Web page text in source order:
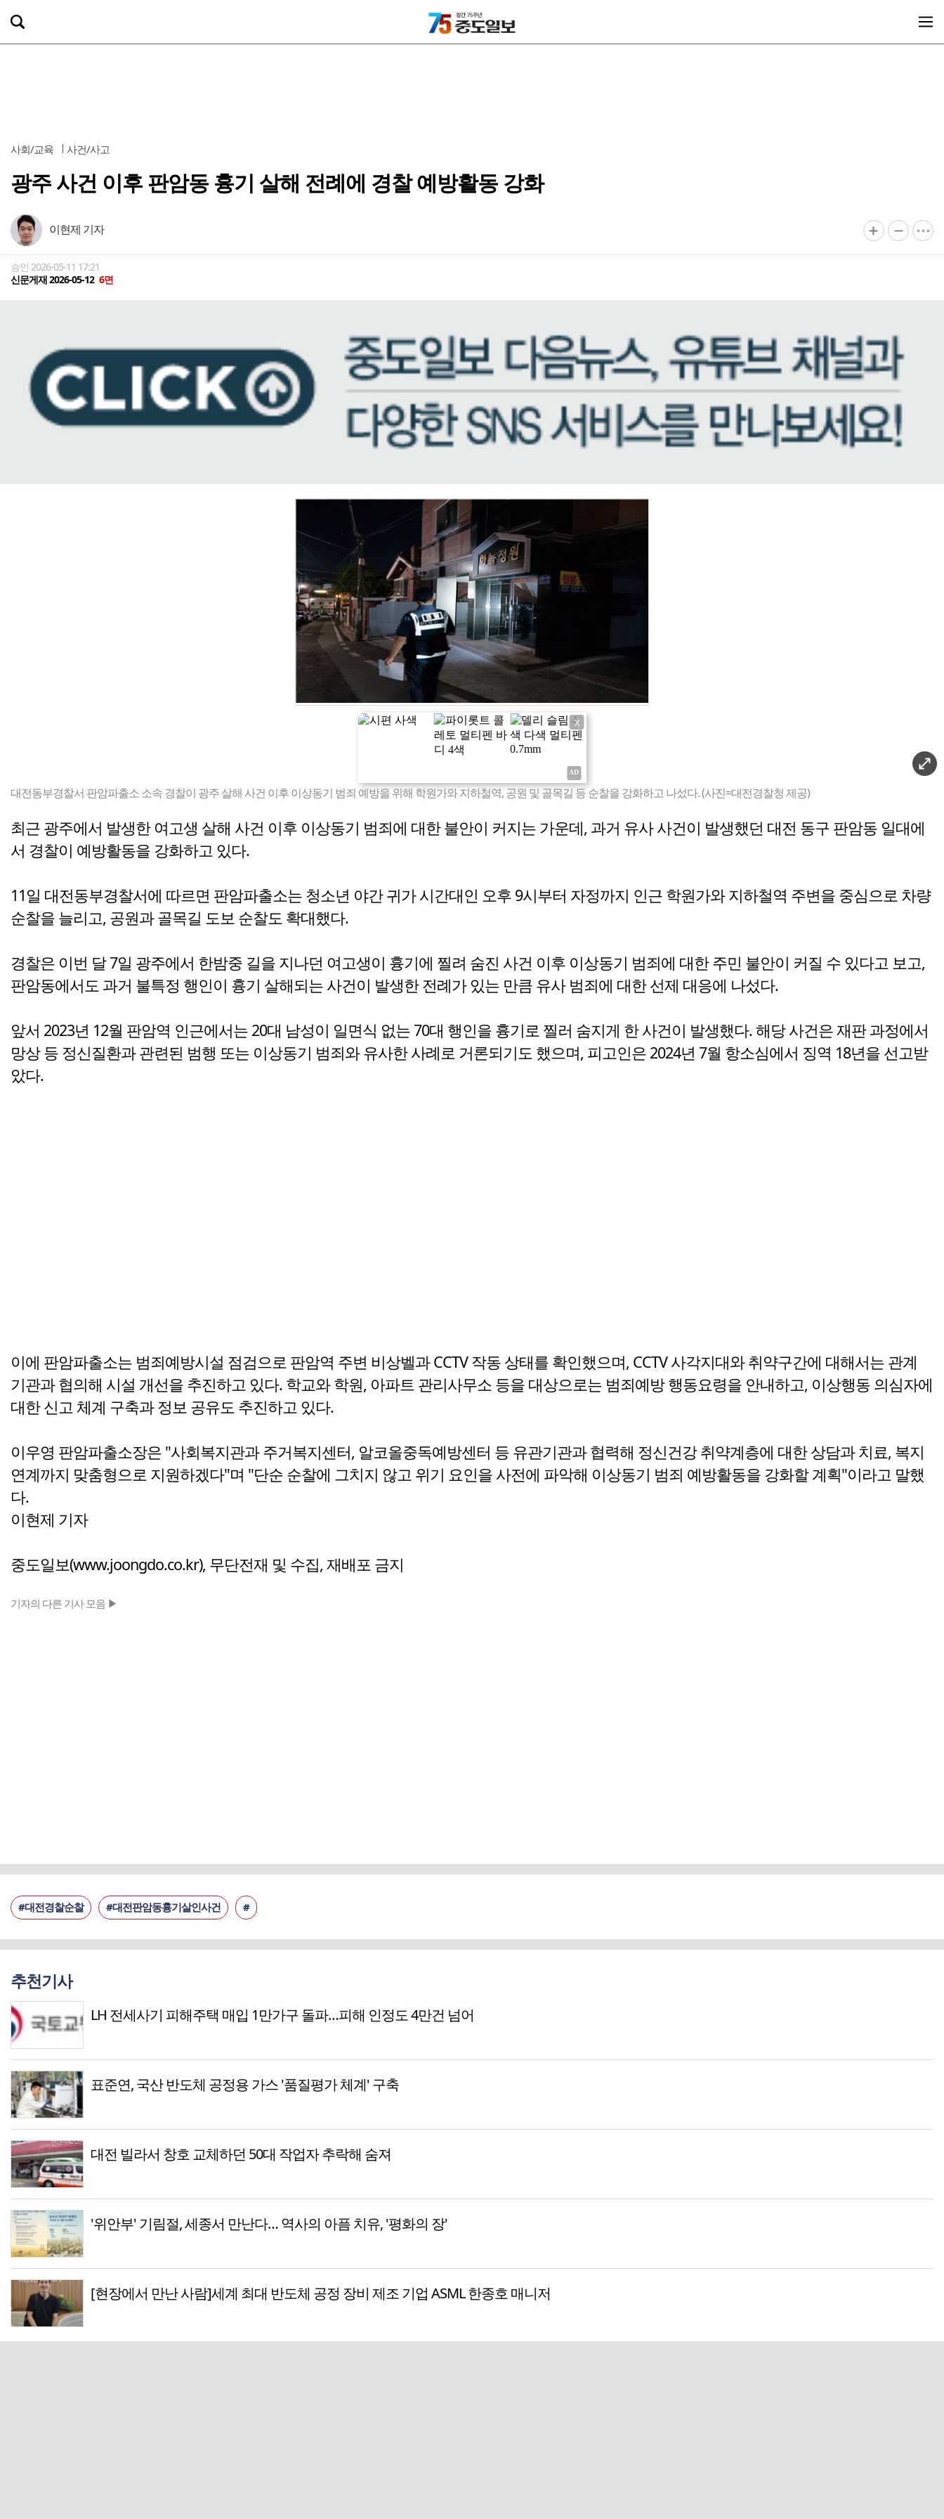
사회/교육 사건/사고
광주 사건 이후 판암동 흉기 살해 전례에 경찰 예방활동 강화
이현제 기자
승인 2026-05-11 17:21
신문게재 2026-05-12 6면
X
대전동부경찰서 판암파출소 소속 경찰이 광주 살해 사건 이후 이상동기 범죄 예방을 위해 학원가와 지하철역, 공원 및 골목길 등 순찰을 강화하고 나섰다. (사진=대전경찰청 제공)
최근 광주에서 발생한 여고생 살해 사건 이후 이상동기 범죄에 대한 불안이 커지는 가운데, 과거 유사 사건이 발생했던 대전 동구 판암동 일대에
서 경찰이 예방활동을 강화하고 있다.
11일 대전동부경찰서에 따르면 판암파출소는 청소년 야간 귀가 시간대인 오후 9시부터 자정까지 인근 학원가와 지하철역 주변을 중심으로 차량
순찰을 늘리고, 공원과 골목길 도보 순찰도 확대했다.
경찰은 이번 달 7일 광주에서 한밤중 길을 지나던 여고생이 흉기에 찔려 숨진 사건 이후 이상동기 범죄에 대한 주민 불안이 커질 수 있다고 보고,
판암동에서도 과거 불특정 행인이 흉기 살해되는 사건이 발생한 전례가 있는 만큼 유사 범죄에 대한 선제 대응에 나섰다.
앞서 2023년 12월 판암역 인근에서는 20대 남성이 일면식 없는 70대 행인을 흉기로 찔러 숨지게 한 사건이 발생했다. 해당 사건은 재판 과정에서
망상 등 정신질환과 관련된 범행 또는 이상동기 범죄와 유사한 사례로 거론되기도 했으며, 피고인은 2024년 7월 항소심에서 징역 18년을 선고받
았다.
이에 판암파출소는 범죄예방시설 점검으로 판암역 주변 비상벨과 CCTV 작동 상태를 확인했으며, CCTV 사각지대와 취약구간에 대해서는 관계
기관과 협의해 시설 개선을 추진하고 있다. 학교와 학원, 아파트 관리사무소 등을 대상으로는 범죄예방 행동요령을 안내하고, 이상행동 의심자에
대한 신고 체계 구축과 정보 공유도 추진하고 있다.
이우영 판암파출소장은 "사회복지관과 주거복지센터, 알코올중독예방센터 등 유관기관과 협력해 정신건강 취약계층에 대한 상담과 치료, 복지
연계까지 맞춤형으로 지원하겠다"며 "단순 순찰에 그치지 않고 위기 요인을 사전에 파악해 이상동기 범죄 예방활동을 강화할 계획"이라고 말했
다.
이현제 기자
중도일보(www.joongdo.co.kr), 무단전재 및 수집, 재배포 금지
기자의 다른 기사 모음 ▶
#대전경찰순찰 #대전판암동흉기살인사건 #
추천기사
LH 전세사기 피해주택 매입 1만가구 돌파…피해 인정도 4만건 넘어
표준연, 국산 반도체 공정용 가스 '품질평가 체계' 구축
대전 빌라서 창호 교체하던 50대 작업자 추락해 숨져
'위안부' 기림절, 세종서 만난다… 역사의 아픔 치유, '평화의 장'
[현장에서 만난 사람]세계 최대 반도체 공정 장비 제조 기업 ASML 한종호 매니저